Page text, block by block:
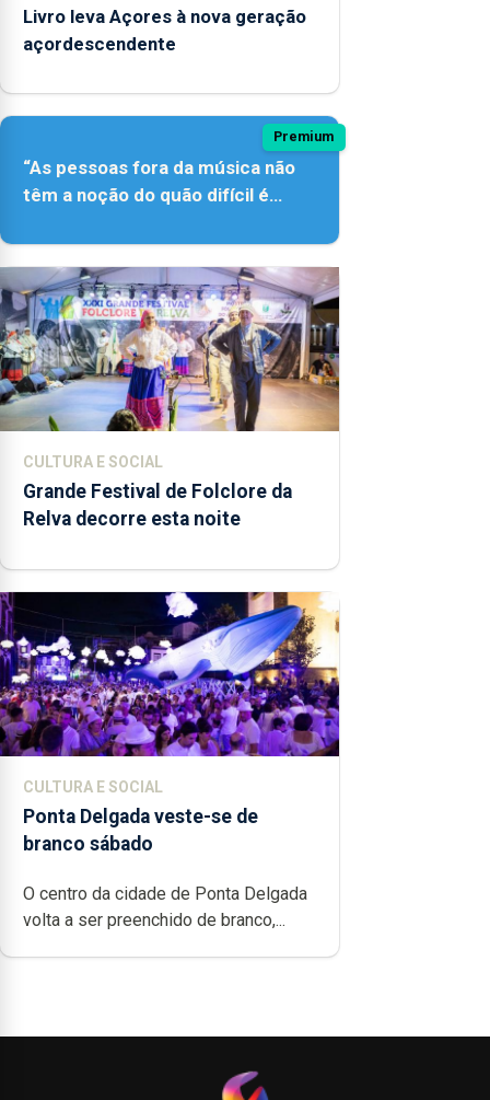
Livro leva Açores à nova geração
açordescendente
Premium
“As pessoas fora da música não
têm a noção do quão difícil é
CULTURA E SOCIAL
Grande Festival de Folclore da
Relva decorre esta noite
CULTURA E SOCIAL
Ponta Delgada veste-se de
branco sábado
O centro da cidade de Ponta Delgada
volta a ser preenchido de branco,...